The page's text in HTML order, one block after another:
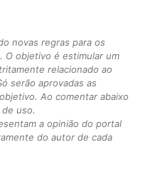
novas regras para os
O objetivo é estimular um
relacionado ao
serão aprovadas as
Ao comentar abaixo
uso.
a opinião do portal
do autor de cada